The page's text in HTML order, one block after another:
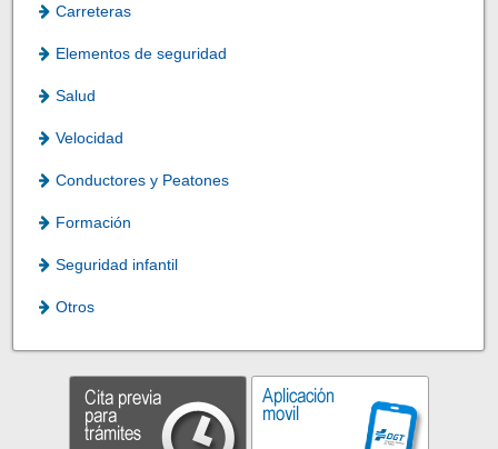
Carreteras
Elementos de seguridad
Salud
Velocidad
Conductores y Peatones
Formación
Seguridad infantil
Otros